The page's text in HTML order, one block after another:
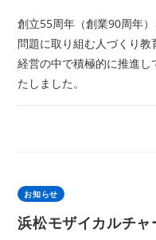
創立55周年（創業90周年
問題に取り組む人づくり
経営の中で積極的に推進
たしました。
お知らせ
浜松モザイカルチ